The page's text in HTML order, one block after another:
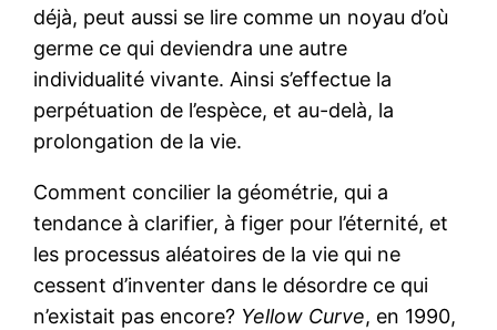
déjà, peut aussi se lire comme un noyau d’où
germe ce qui deviendra une autre
individualité vivante. Ainsi s’effectue la
perpétuation de l’espèce, et au-delà, la
prolongation de la vie.
Comment concilier la géométrie, qui a
tendance à clarifier, à figer pour l’éternité, et
les processus aléatoires de la vie qui ne
cessent d’inventer dans le désordre ce qui
n’existait pas encore? Yellow Curve, en 1990,